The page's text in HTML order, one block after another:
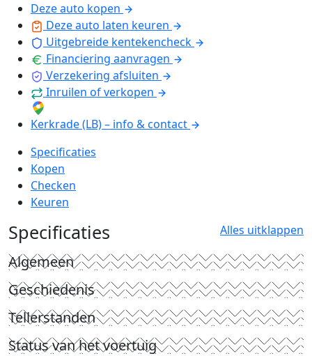
Deze auto kopen
Deze auto laten keuren
Uitgebreide kentekencheck
Financiering aanvragen
Verzekering afsluiten
Inruilen of verkopen
Kerkrade (LB) – info & contact
Specificaties
Kopen
Checken
Keuren
Specificaties Alles uitklappen
Algemeen
Geschiedenis
Tellerstanden
Status van het voertuig